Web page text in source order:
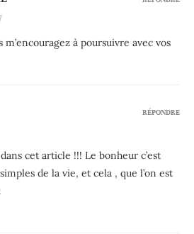
à poursuivre avec vos
cet article !!! Le bonheur c’est
de la vie, et cela , que l’on est
RÉPONDRE